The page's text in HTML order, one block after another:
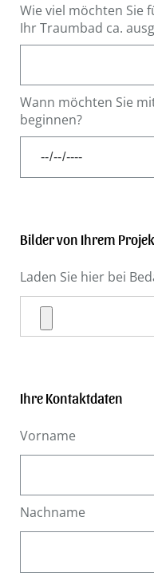
Wie viel möchten Sie
Ihr Traumbad ca.
Wann möchten Sie
beginnen?
Bilder von Ihrem
Laden Sie hier bei
Ihre Kontaktdaten
Vorname
Nachname